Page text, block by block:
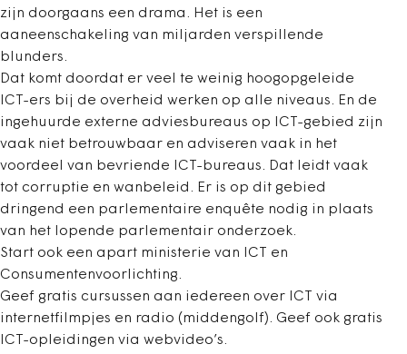
zijn doorgaans een drama. Het is een
aaneenschakeling van miljarden verspillende
blunders.
Dat komt doordat er veel te weinig hoogopgeleide
ICT-ers bij de overheid werken op alle niveaus. En de
ingehuurde externe adviesbureaus op ICT-gebied zijn
vaak niet betrouwbaar en adviseren vaak in het
voordeel van bevriende ICT-bureaus. Dat leidt vaak
tot corruptie en wanbeleid. Er is op dit gebied
dringend een parlementaire enquête nodig in plaats
van het lopende parlementair onderzoek.
Start ook een apart ministerie van ICT en
Consumentenvoorlichting.
Geef gratis cursussen aan iedereen over ICT via
internetfilmpjes en radio (middengolf). Geef ook gratis
ICT-opleidingen via webvideo’s.